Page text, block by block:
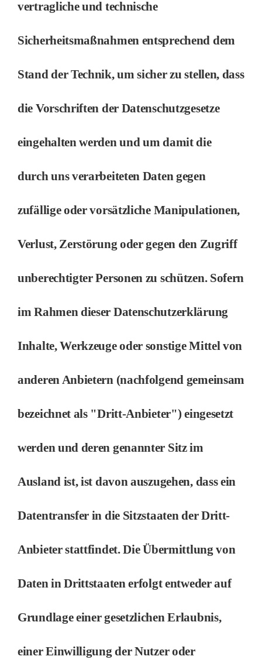
vertragliche und technische
Sicherheitsmaßnahmen entsprechend dem
Stand der Technik, um sicher zu stellen, dass
die Vorschriften der Datenschutzgesetze
eingehalten werden und um damit die
durch uns verarbeiteten Daten gegen
zufällige oder vorsätzliche Manipulationen,
Verlust, Zerstörung oder gegen den Zugriff
unberechtigter Personen zu schützen. Sofern
im Rahmen dieser Datenschutzerklärung
Inhalte, Werkzeuge oder sonstige Mittel von
anderen Anbietern (nachfolgend gemeinsam
bezeichnet als "Dritt-Anbieter") eingesetzt
werden und deren genannter Sitz im
Ausland ist, ist davon auszugehen, dass ein
Datentransfer in die Sitzstaaten der Dritt-
Anbieter stattfindet. Die Übermittlung von
Daten in Drittstaaten erfolgt entweder auf
Grundlage einer gesetzlichen Erlaubnis,
einer Einwilligung der Nutzer oder